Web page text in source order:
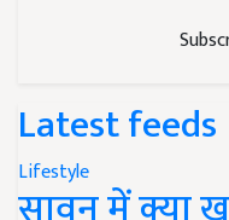
Latest feeds
Lifestyle